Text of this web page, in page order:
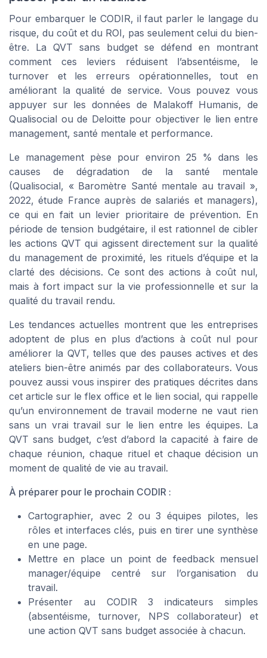
Pour embarquer le CODIR, il faut parler le langage du
risque, du coût et du ROI, pas seulement celui du bien-
être. La QVT sans budget se défend en montrant
comment ces leviers réduisent l’absentéisme, le
turnover et les erreurs opérationnelles, tout en
améliorant la qualité de service. Vous pouvez vous
appuyer sur les données de Malakoff Humanis, de
Qualisocial ou de Deloitte pour objectiver le lien entre
management, santé mentale et performance.
Le management pèse pour environ 25 % dans les
causes de dégradation de la santé mentale
(Qualisocial, « Baromètre Santé mentale au travail »,
2022, étude France auprès de salariés et managers),
ce qui en fait un levier prioritaire de prévention. En
période de tension budgétaire, il est rationnel de cibler
les actions QVT qui agissent directement sur la qualité
du management de proximité, les rituels d’équipe et la
clarté des décisions. Ce sont des actions à coût nul,
mais à fort impact sur la vie professionnelle et sur la
qualité du travail rendu.
Les tendances actuelles montrent que les entreprises
adoptent de plus en plus d’actions à coût nul pour
améliorer la QVT, telles que des pauses actives et des
ateliers bien-être animés par des collaborateurs. Vous
pouvez aussi vous inspirer des pratiques décrites dans
cet article sur le flex office et le lien social, qui rappelle
qu’un environnement de travail moderne ne vaut rien
sans un vrai travail sur le lien entre les équipes. La
QVT sans budget, c’est d’abord la capacité à faire de
chaque réunion, chaque rituel et chaque décision un
moment de qualité de vie au travail.
À préparer pour le prochain CODIR :
Cartographier, avec 2 ou 3 équipes pilotes, les
rôles et interfaces clés, puis en tirer une synthèse
en une page.
Mettre en place un point de feedback mensuel
manager/équipe centré sur l’organisation du
travail.
Présenter au CODIR 3 indicateurs simples
(absentéisme, turnover, NPS collaborateur) et
une action QVT sans budget associée à chacun.